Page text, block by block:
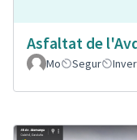
Asfaltat de
Mo
Segur